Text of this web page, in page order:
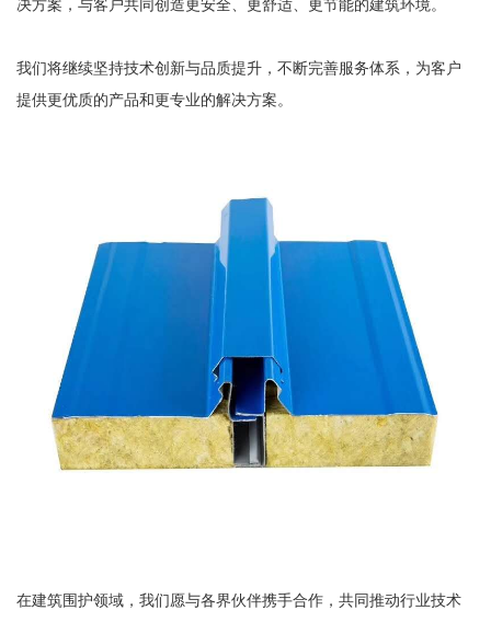
决方案，与客户共同创造更安全、更舒适、更节能的建筑环境。
我们将继续坚持技术创新与品质提升，不断完善服务体系，为客户
提供更优质的产品和更专业的解决方案。
在建筑围护领域，我们愿与各界伙伴携手合作，共同推动行业技术